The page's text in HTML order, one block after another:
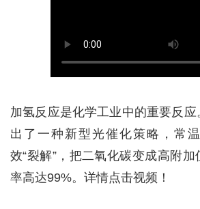
加氢反应是化学工业中的重要反
出了一种新型光催化策略，常
效“裂解”，把二氧化碳变成高附
率高达99%。详情点击视频！